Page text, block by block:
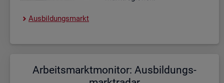
Aus­bil­dungs­markt
Ar­beits­markt­mo­ni­tor: Aus­bil­dungs­